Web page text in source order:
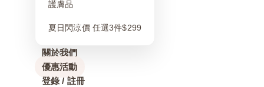
護膚品
夏日閃涼價 任選3件$299
關於我們
優惠活動
登錄 / 註冊